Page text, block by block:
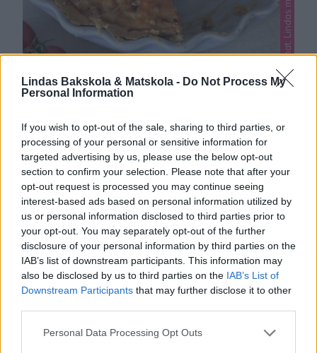
Lindas Bakskola & Matskola - Do Not Process My
Personal Information
If you wish to opt-out of the sale, sharing to third parties, or
processing of your personal or sensitive information for
targeted advertising by us, please use the below opt-out
section to confirm your selection. Please note that after your
opt-out request is processed you may continue seeing
interest-based ads based on personal information utilized by
us or personal information disclosed to third parties prior to
your opt-out. You may separately opt-out of the further
disclosure of your personal information by third parties on the
IAB’s list of downstream participants. This information may
also be disclosed by us to third parties on the IAB’s List of
Downstream Participants that may further disclose it to other
Personal Data Processing Opt Outs
LINDAS KÖTTFÄRSPAJ
To view this video, please enable JavaScript and
consider upgrading to a web browser that supports
HTML5 video × En vansinnigt god och matig paj fylld
med kryddig köttfärs och ost! Pajen passar på en buffé
eller servera den som middag ihop med en en fräsch
sallad. Det är också perfekt att ta med sig …
0